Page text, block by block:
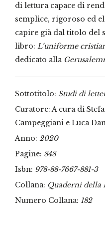
di lettura capace di
semplice, rigoroso ed
capire già dal titolo del
libro: L’uniforme
dedicato alla
Sottotitolo: Studi di
Curatore: A cura di
Campeggiani e Luca
Anno: 2020
Pagine: 848
Isbn: 978-88-7667-881-3
Collana: Quaderni della
Numero Collana: 182